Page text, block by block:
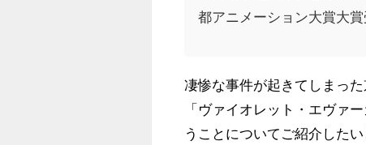
都アニメーション大賞大
凄惨な事件が起きてしまっ
「ヴァイオレット・エヴァ
うことについてご紹介したい